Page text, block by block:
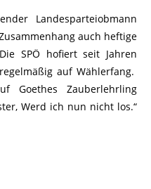
Landesparteiobmann
auch heftige
SPÖ hofiert seit Jahren
auf Wählerfang.
Zauberlehrling
Werd ich nun nicht los.“